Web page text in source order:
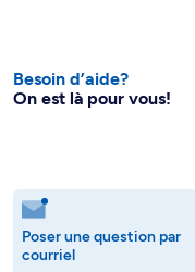
Besoin d’aide?
On est là pour vous!
Poser une question par
courriel